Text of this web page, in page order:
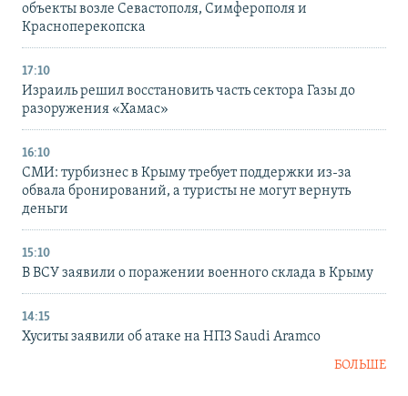
объекты возле Севастополя, Симферополя и
Красноперекопска
17:10
Израиль решил восстановить часть сектора Газы до
разоружения «Хамас»
16:10
СМИ: турбизнес в Крыму требует поддержки из-за
обвала бронирований, а туристы не могут вернуть
деньги
15:10
В ВСУ заявили о поражении военного склада в Крыму
14:15
Хуситы заявили об атаке на НПЗ Saudi Aramco
БОЛЬШЕ